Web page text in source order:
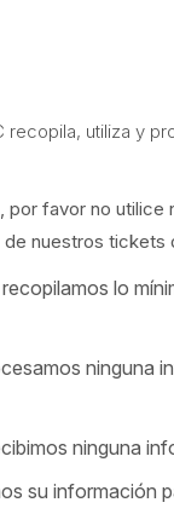
utiliza y
favor no utilice
nuestros tickets
lo
ninguna
ninguna
su información